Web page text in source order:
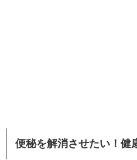
便秘を解消させたい！健